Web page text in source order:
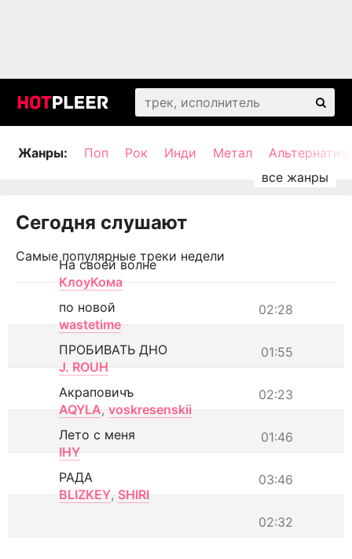
Жанры: Поп Рок Инди Метал
Сегодня слушают
Самые популярные треки недели
На своей волне
КлоуКома
02:28
по новой
wastetime
01:55
ПРОБИВАТЬ ДНО
J. ROUH
02:23
Акраповичъ
AQYLA, voskresenskii
01:46
Лето с меня
IHY
03:46
РАДА
BLIZKEY, SHIRI
02:32